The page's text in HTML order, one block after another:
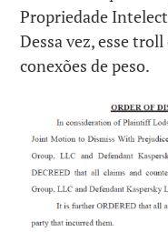
Propriedade
Dessa vez, esse
conexões de peso.